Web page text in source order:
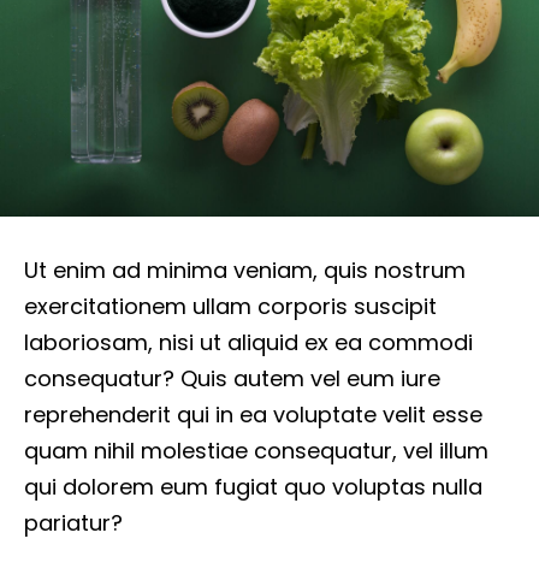
Ut enim ad minima veniam, quis nostrum
exercitationem ullam corporis suscipit
laboriosam, nisi ut aliquid ex ea commodi
consequatur? Quis autem vel eum iure
reprehenderit qui in ea voluptate velit esse
quam nihil molestiae consequatur, vel illum
qui dolorem eum fugiat quo voluptas nulla
pariatur?